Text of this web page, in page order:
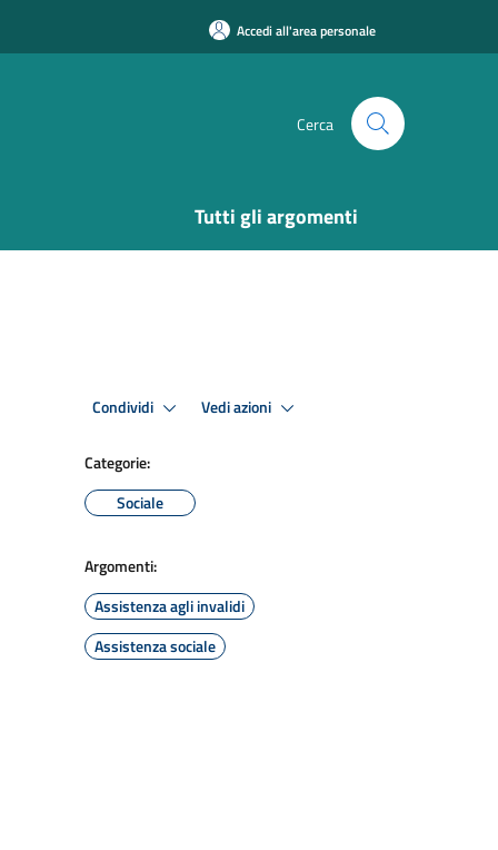
Accedi all'area personale
Cerca
Tutti gli argomenti
Condividi Vedi azioni
Categorie:
Sociale
Argomenti:
Assistenza agli invalidi
Assistenza sociale